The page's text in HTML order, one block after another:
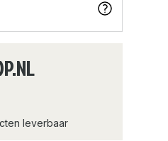
leverbaar